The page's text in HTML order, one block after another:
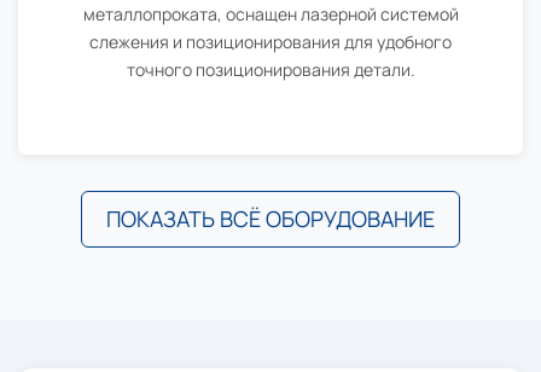
металлопроката, оснащен лазерной системой
слежения и позиционирования для удобного
точного позиционирования детали.
ПОКАЗАТЬ ВСЁ ОБОРУДОВАНИЕ